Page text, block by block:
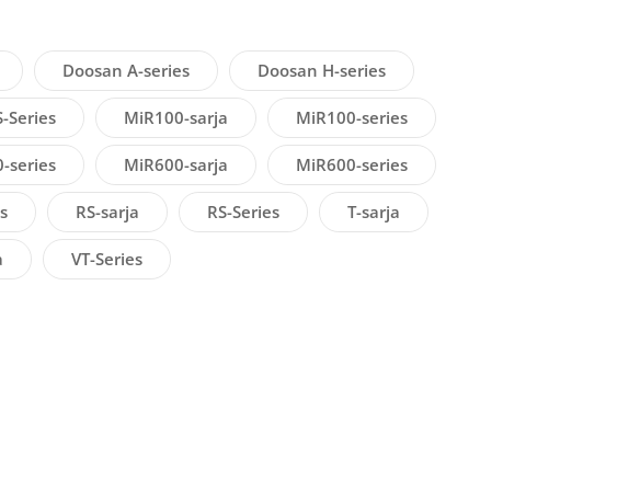
Doosan A-series Doosan H-series
Series MiR100-sarja MiR100-series
series MiR600-sarja MiR600-series
RS-sarja RS-Series T-sarja
VT-Series